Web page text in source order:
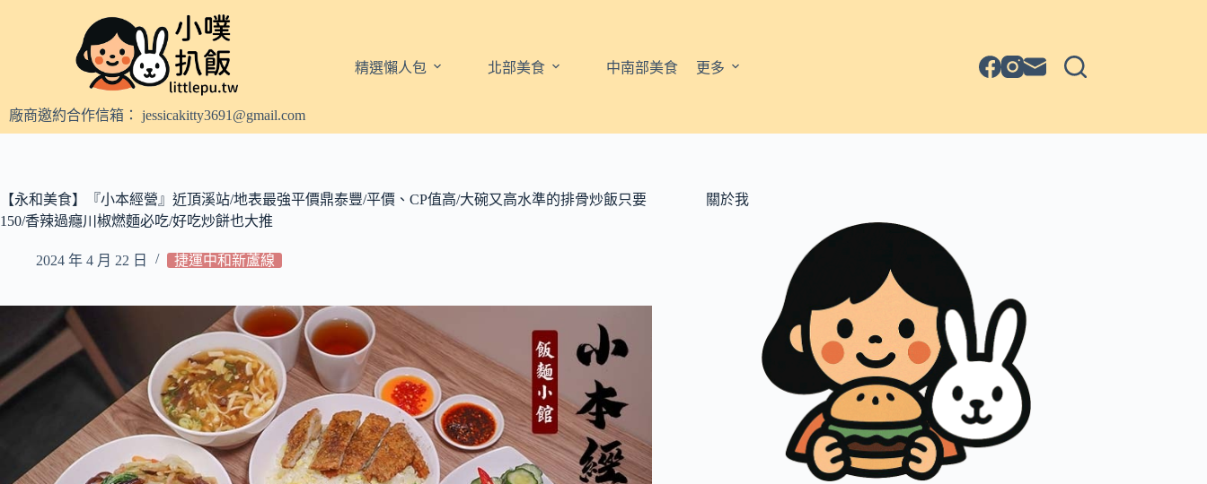
容廠商邀約合作信箱： jessicakitty3691@gmail.com
精選懶人包 北部美食 中南部美食 更多
【永和美食】『小本經營』近頂溪站/地表最強平價鼎泰豐/平價、CP值高/大碗又高水準的排骨炒飯只要
150/香辣過癮川椒燃麵必吃/好吃炒餅也大推
2024 年 4 月 22 日 捷運中和新蘆線
關於我